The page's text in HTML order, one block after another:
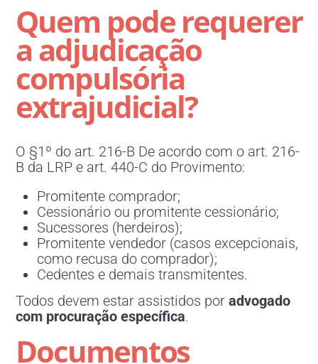
Quem pode requerer
a adjudicação
compulsória
extrajudicial?
O §1º do art. 216-B De acordo com o art. 216-
B da LRP e art. 440-C do Provimento:
Promitente comprador;
Cessionário ou promitente cessionário;
Sucessores (herdeiros);
Promitente vendedor (casos excepcionais,
como recusa do comprador);
Cedentes e demais transmitentes.
Todos devem estar assistidos poradvogado
com procuração específica.
Documentos